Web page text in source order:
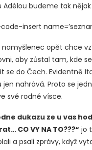
budeme tak
insert
opět chce
aby zůstal tam, kde
se do Čech. Evidentně
nahrává. Proto se
své rodné vísce.
dukazu ze u vas
CO VY NA TO???“ jo
a psali zprávy, když